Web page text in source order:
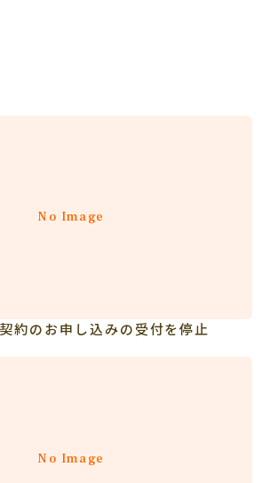
No Image
約のお申し込みの受付を停止
No Image